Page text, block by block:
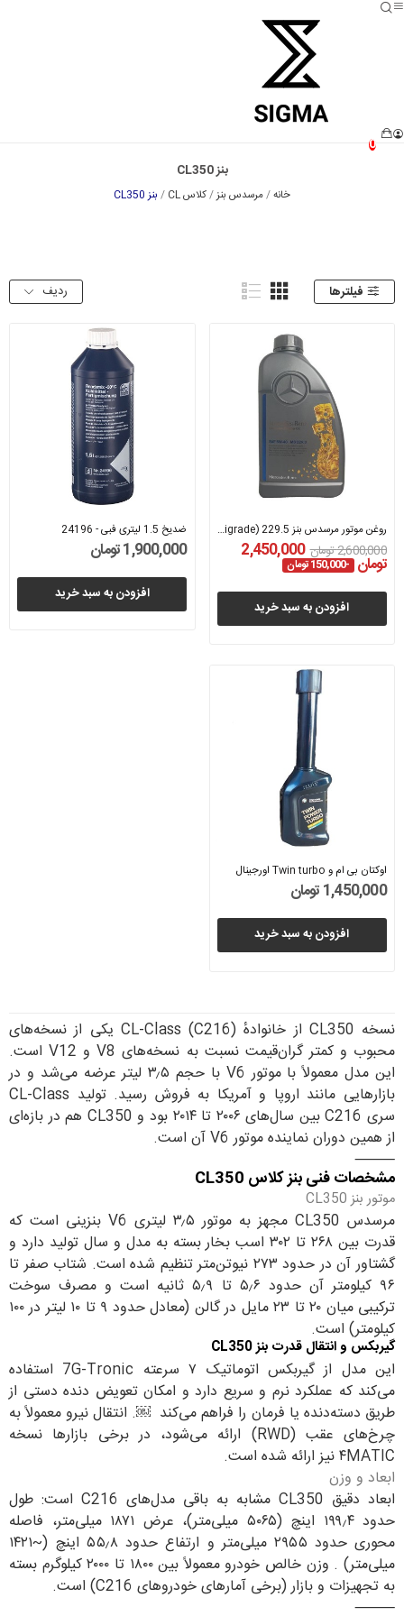
0
بنز CL350
خانه مرسدس بنز کلاس CL بنز CL350
فیلترها ردیف
روغن موتور مرسدس بنز 229.5 (5W-40 Multigrade)...
2,600,000 تومان 2,450,000
تومان -150,000 تومان
افزودن به سبد خرید
ضدیخ 1.5 لیتری فبی - 24196
1,900,000 تومان
افزودن به سبد خرید
اوکتان بی ام و Twin turbo اورجینال
1,450,000 تومان
افزودن به سبد خرید
نسخه CL350 از خانواده‌ٔ CL-Class (C216) یکی از نسخه‌های
محبوب و کمتر گران‌قیمت نسبت به نسخه‌های V8 و V12 است.
این مدل معمولاً با موتور V6 با حجم ۳٫۵ لیتر عرضه می‌شد و در
بازارهایی مانند اروپا و آمریکا به فروش رسید. تولید CL-Class
سری C216 بین سال‌های ۲۰۰۶ تا ۲۰۱۴ بود و CL350 هم در بازه‌ای
از همین دوران نماینده موتور V6 آن است.
⸻
مشخصات فنی بنز کلاس CL350
موتور بنز CL350
مرسدس CL350 مجهز به موتور ۳٫۵ لیتری V6 بنزینی است که
قدرت بین ۲۶۸ تا ۳۰۲ اسب بخار بسته به مدل و سال تولید دارد و
گشتاور آن در حدود ۲۷۳ نیوتن‌متر تنظیم شده است. شتاب صفر تا
۹۶ کیلومتر آن حدود ۵٫۶ تا ۵٫۹ ثانیه است و مصرف سوخت
ترکیبی میان ۲۰ تا ۲۳ مایل در گالن (معادل حدود ۹ تا ۱۰ لیتر در ۱۰۰
کیلومتر) است.
گیربکس و انتقال قدرت بنز CL350
این مدل از گیربکس اتوماتیک ۷ سرعته 7G-Tronic استفاده
می‌کند که عملکرد نرم و سریع دارد و امکان تعویض دنده دستی از
طریق دسته‌دنده یا فرمان را فراهم می‌کند ￼. انتقال نیرو معمولاً به
چرخ‌های عقب (RWD) ارائه می‌شود، در برخی بازارها نسخه
۴MATIC نیز ارائه شده است.
ابعاد و وزن
ابعاد دقیق CL350 مشابه به باقی مدل‌های C216 است: طول
حدود ۱۹۹٫۴ اینچ (۵۰۶۵ میلی‌متر)، عرض ۱۸۷۱ میلی‌متر، فاصله
محوری حدود ۲۹۵۵ میلی‌متر و ارتفاع حدود ۵۵٫۸ اینچ (~۱۴۲۱
میلی‌متر) . وزن خالص خودرو معمولاً بین ۱۸۰۰ تا ۲۰۰۰ کیلوگرم بسته
به تجهیزات و بازار (برخی آمارهای خودروهای C216) است.
⸻